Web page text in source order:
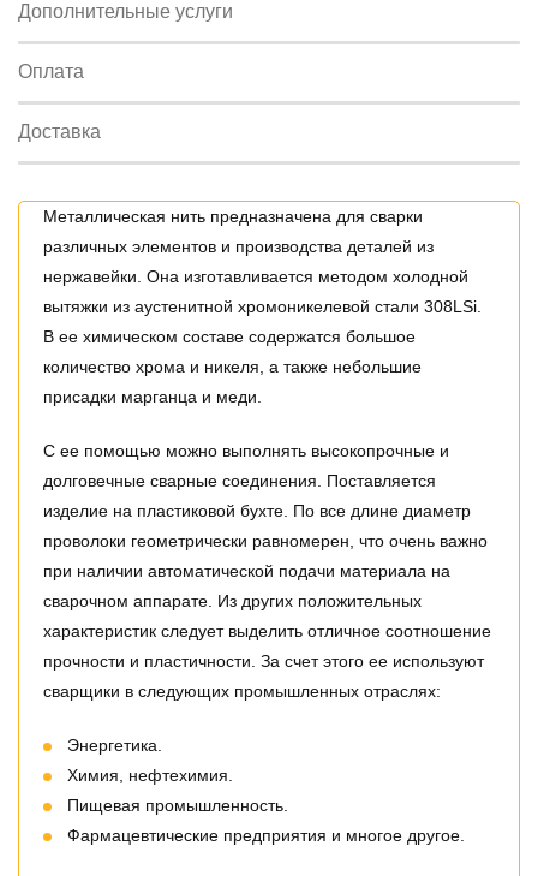
Дополнительные услуги
Оплата
Доставка
Металлическая нить предназначена для сварки
различных элементов и производства деталей из
нержавейки. Она изготавливается методом холодной
вытяжки из аустенитной хромоникелевой стали 308LSi.
В ее химическом составе содержатся большое
количество хрома и никеля, а также небольшие
присадки марганца и меди.
С ее помощью можно выполнять высокопрочные и
долговечные сварные соединения. Поставляется
изделие на пластиковой бухте. По все длине диаметр
проволоки геометрически равномерен, что очень важно
при наличии автоматической подачи материала на
сварочном аппарате. Из других положительных
характеристик следует выделить отличное соотношение
прочности и пластичности. За счет этого ее используют
сварщики в следующих промышленных отраслях:
Энергетика.
Химия, нефтехимия.
Пищевая промышленность.
Фармацевтические предприятия и многое другое.